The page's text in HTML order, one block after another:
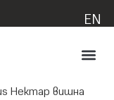
EN
Нектар вишна